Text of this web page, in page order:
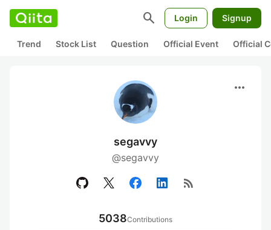
search Login Signup
Trend Stock List Question Official Event Official
more_horiz
segavvy
@segavvy
rss_feed
5038Contributions